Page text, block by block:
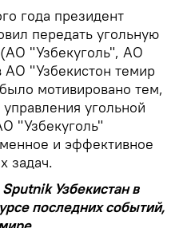
года президент
передать угольную
"Узбекуголь", АО
АО "Узбекистон темир
мотивировано тем,
угольной
"Узбекуголь"
и эффективное
задач.
Узбекистан в
последних событий,